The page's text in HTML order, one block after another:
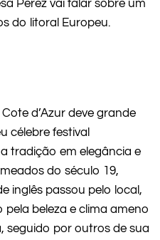
Perez vai falar sobre um
do litoral Europeu.
d’Azur deve grande
célebre festival
tradição em elegância e
do século 19,
inglês passou pelo local,
beleza e clima ameno
seguido por outros de sua